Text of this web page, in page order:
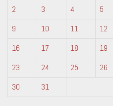
2
3 4 5
9
10 11 12
16
17 18 19
23
24 25 26
30
31